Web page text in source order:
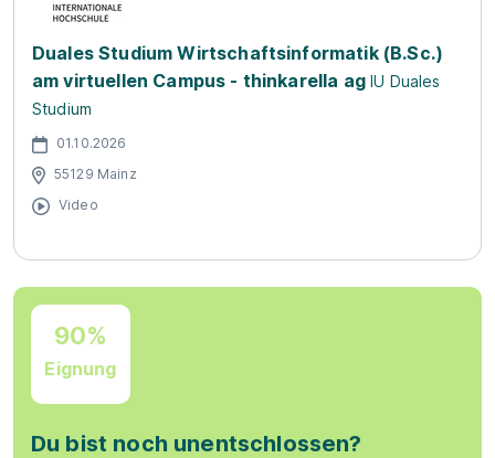
Duales Studium Wirtschaftsinformatik (B.Sc.)
am virtuellen Campus - thinkarella ag IU Duales
Studium
01.10.2026
55129 Mainz
Video
90%
Eignung
Du bist noch unentschlossen?